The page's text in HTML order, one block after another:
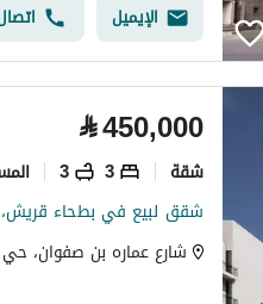
الإيميل
⃁450,000
شقة 3
3
شقق لبيع في بطحاء
شارع عماره بن صفوان،